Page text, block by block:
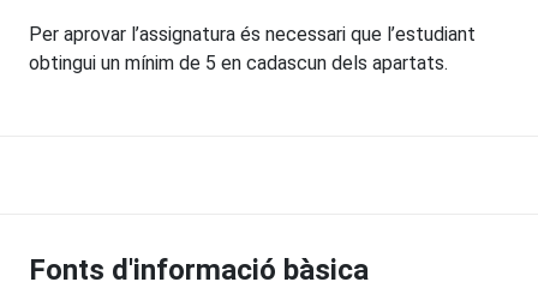
Per aprovar l’assignatura és necessari que l’estudiant
obtingui un mínim de 5 en cadascun dels apartats.
Fonts d'informació bàsica